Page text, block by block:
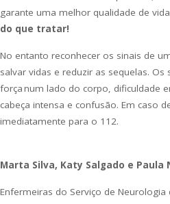
garante uma melhor qualidade de
do que tratar!
No entanto reconhecer os sinais de
salvar vidas e reduzir as sequelas.
força num lado do corpo, dificuldade
cabeça intensa e confusão. Em caso
imediatamente para o 112.
Marta Silva, Katy Salgado e Paula
Enfermeiras do Serviço de Neurologia